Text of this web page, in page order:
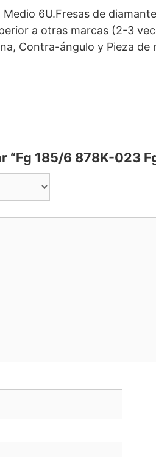
Medio 6U.Fresas de
a otras marcas (2-3
Contra-ángulo y Pieza de
“Fg 185/6 878K-023